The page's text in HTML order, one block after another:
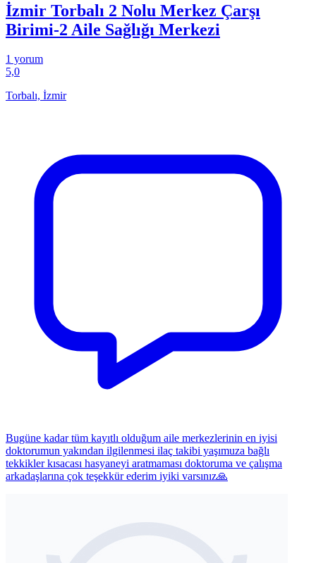
İzmir Torbalı 2 Nolu Merkez Çarşı
Birimi-2 Aile Sağlığı Merkezi
1 yorum
5,0
Torbalı, İzmir
Bugüne kadar tüm kayıtlı olduğum aile merkezlerinin en iyisi
doktorumun yakından ilgilenmesi ilaç takibi yaşımuza bağlı
tekkikler kısacası hasyaneyi aratmaması doktoruma ve çalışma
arkadaşlarına çok teşekkür ederim iyiki varsınız🙏